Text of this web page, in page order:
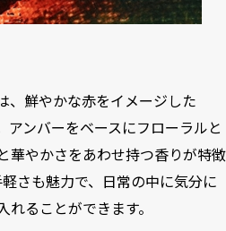
、鮮やかな赤をイメージした
アンバーをベースにフローラルと
華やかさをあわせ持つ香りが特徴
さも魅力で、日常の中に気分に
ることができます。